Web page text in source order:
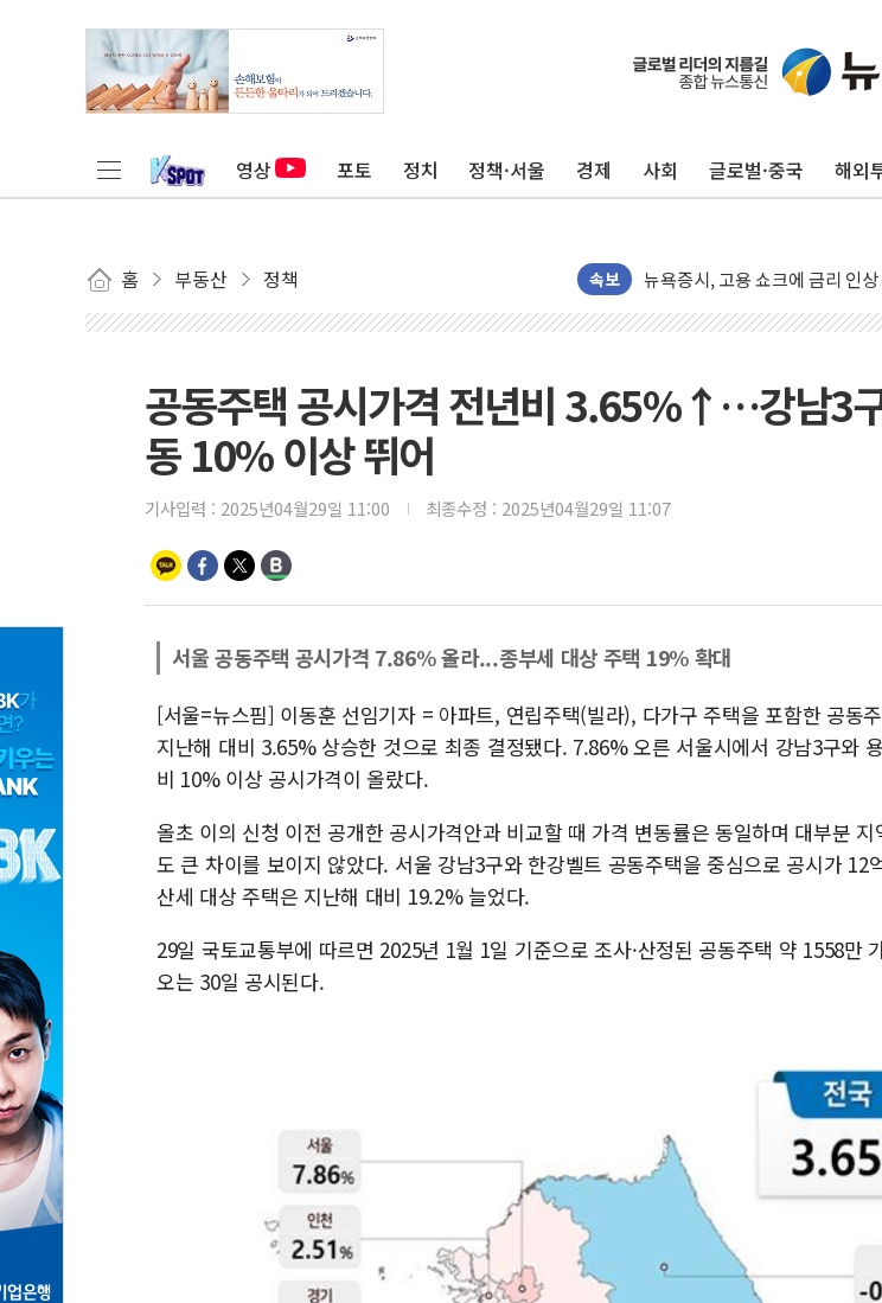
영상 포토 정치 정책·서울 경제 사회 글로벌·중국 해외
홈 부동산 정책 속보
민주, 오늘 제주·인천 경선 결
트럼프, 쿡 연준 이사 해임 재추
유럽증시, 美 고용 예상 밖 부진
[종합] 이슬람 수니파 3국, '공동
트럼프, 백신·자폐증 행정명령
이란 핵심 원유 수출항 '하르그
美 고용 쇼크에 엔화 장중 급등
[AI MY 뉴스] 뉴욕 반도체주 프
뉴욕증시 프리뷰, 美 고용 쇼크
[종합] 美 7월 고용 2만3000명
뉴욕증시 개장 전 특징주...아
보훈부, 미 DPAA와 MOU…
특정 정치인 측근 포항시 정책특
李 "해남 태양광, 대한민국 다음
공동주택 공시가격 전년비 3.65%↑…강남3구
동 10% 이상 뛰어
기사입력 : 2025년04월29일 11:00 최종수정 : 2025년04월29일 11:07
서울 공동주택 공시가격 7.86% 올라...종부세 대상 주택 19% 확대
[서울=뉴스핌] 이동훈 선임기자 = 아파트, 연립주택(빌라), 다가구 주택을 포함한 공동
지난해 대비 3.65% 상승한 것으로 최종 결정됐다. 7.86% 오른 서울시에서 강남3구와
비 10% 이상 공시가격이 올랐다.
올초 이의 신청 이전 공개한 공시가격안과 비교할 때 가격 변동률은 동일하며 대부분
도 큰 차이를 보이지 않았다. 서울 강남3구와 한강벨트 공동주택을 중심으로 공시가 12
산세 대상 주택은 지난해 대비 19.2% 늘었다.
29일 국토교통부에 따르면 2025년 1월 1일 기준으로 조사·산정된 공동주택 약 1558만
오는 30일 공시된다.